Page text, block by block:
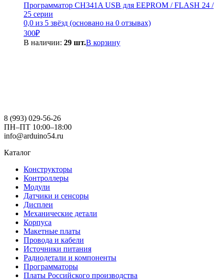
Программатор CH341A USB для EEPROM / FLASH 24 /
25 серии
0,0 из 5 звёзд (основано на 0 отзывах)
300₽
В наличии: 29 шт.В корзину
8 (993) 029-56-26
ПН–ПТ 10:00–18:00
info@arduino54.ru
Каталог
Конструкторы
Контроллеры
Модули
Датчики и сенсоры
Дисплеи
Механические детали
Корпуса
Макетные платы
Провода и кабели
Источники питания
Радиодетали и компоненты
Программаторы
Платы Российского производства